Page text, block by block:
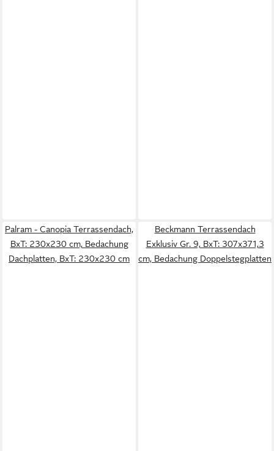
Palram - Canopia Terrassendach,
BxT: 230x230 cm, Bedachung
Dachplatten, BxT: 230x230 cm
Beckmann Terrassendach
Exklusiv Gr. 9, BxT: 307x371,3
cm, Bedachung Doppelstegplatten